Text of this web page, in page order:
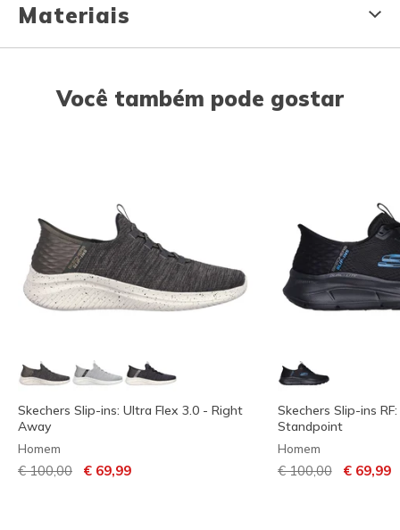
Materiais
Você também pode gostar
Skechers Slip-ins: Ultra Flex 3.0 - Right
Away
Homem
Preço com desconto de
€ 100,00 para
€ 69,99
Skechers Slip-ins
Standpoint
Homem
Preço com
€ 100,00para
€ 69,99